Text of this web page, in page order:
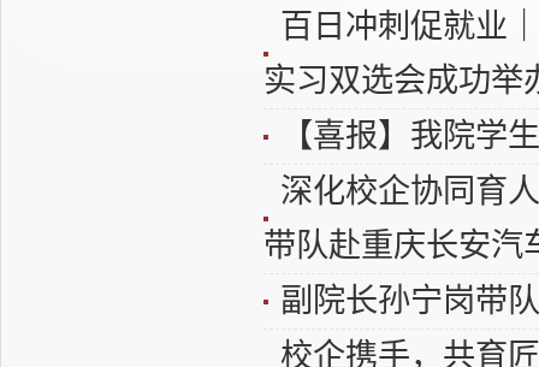
百日冲刺促就业
实习双选会成功举
【喜报】我院学
深化校企协同育
带队赴重庆长安汽
副院长孙宁岗带
校企携手，共育